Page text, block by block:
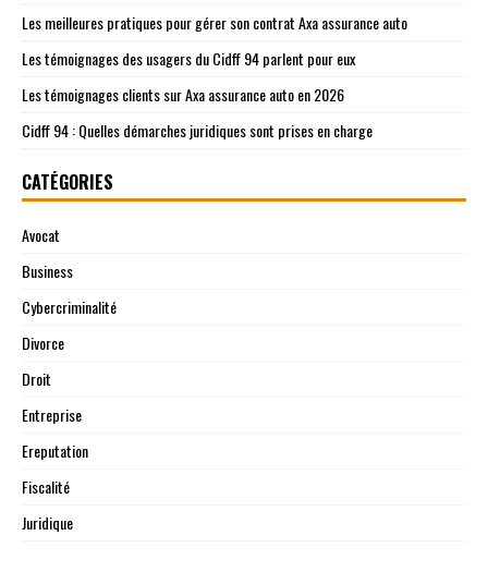
Les meilleures pratiques pour gérer son contrat Axa assurance auto
Les témoignages des usagers du Cidff 94 parlent pour eux
Les témoignages clients sur Axa assurance auto en 2026
Cidff 94 : Quelles démarches juridiques sont prises en charge
CATÉGORIES
Avocat
Business
Cybercriminalité
Divorce
Droit
Entreprise
Ereputation
Fiscalité
Juridique